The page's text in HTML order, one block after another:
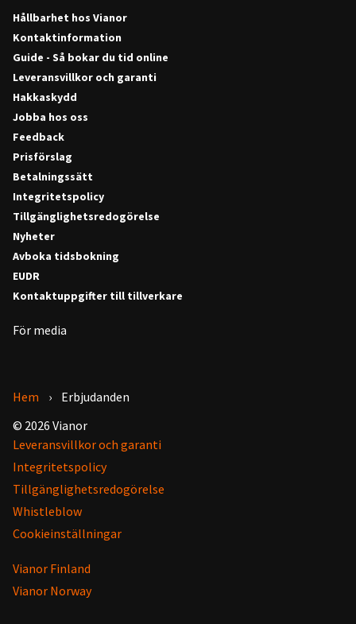
Hållbarhet hos Vianor
Kontaktinformation
Guide - Så bokar du tid online
Leveransvillkor och garanti
Hakkaskydd
Jobba hos oss
Feedback
Prisförslag
Betalningssätt
Integritetspolicy
Tillgänglighetsredogörelse
Nyheter
Avboka tidsbokning
EUDR
Kontaktuppgifter till tillverkare
För media
Hem
Erbjudanden
© 2026 Vianor
Leveransvillkor och garanti
Integritetspolicy
Tillgänglighetsredogörelse
Whistleblow
Cookieinställningar
Vianor Finland
Vianor Norway